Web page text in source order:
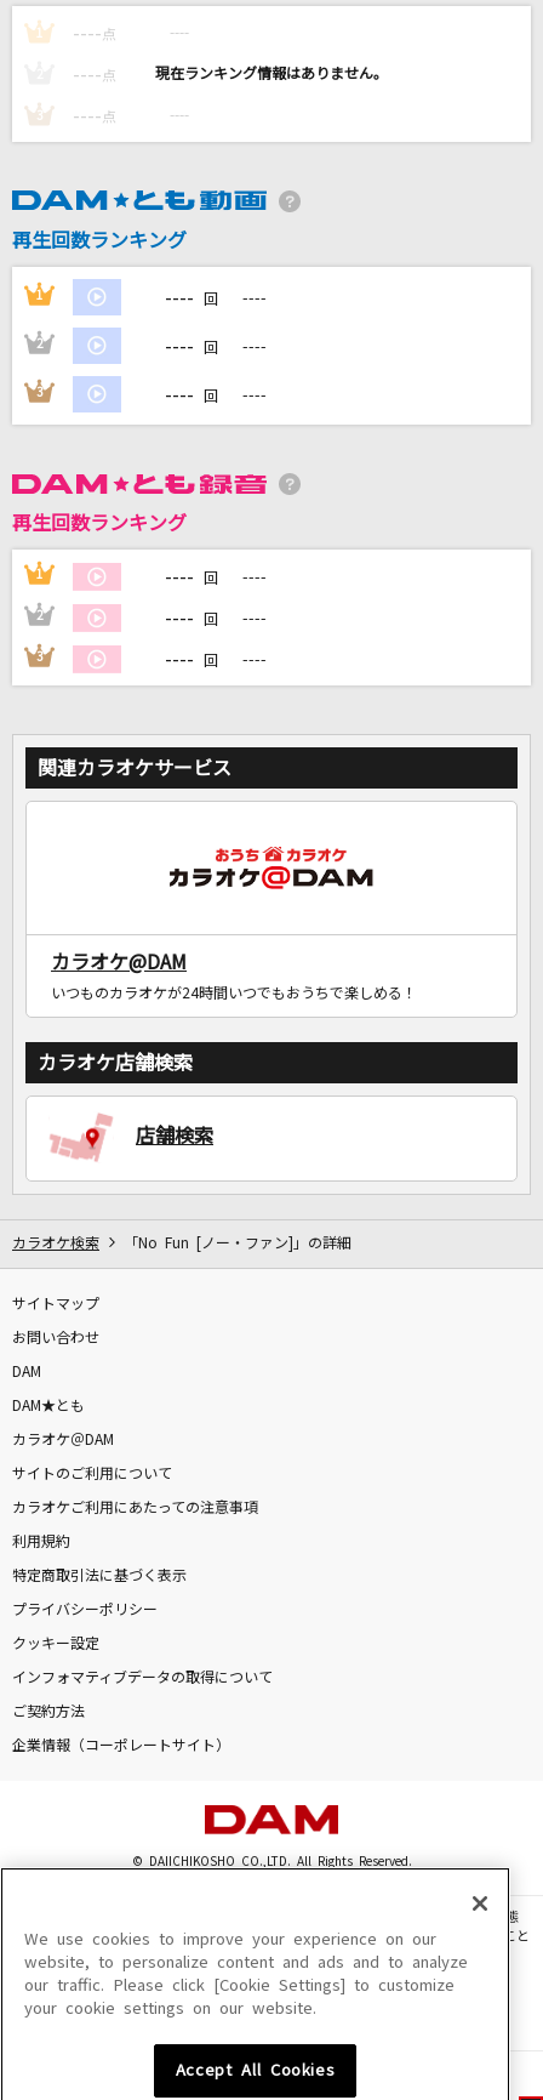
[生音]有心論
花火
菅田将暉
カラオケ最新情報をチェック！
1 ---- 点 ----
---- 点 ----
3 ---- 点 ----
再生回数ランキング
1 ---- 回 ----
2 ---- 回 ----
3 ---- 回 ----
再生回数ランキング
1 ---- 回 ----
2 ---- 回 ----
3 ---- 回 ----
関連カラオケサービス
カラオケ@DAM
いつものカラオケが24時間いつでもおうちで楽しめる！
カラオケ店舗検索
店舗検索
カラオケ検索 「No Fun [ノー・ファン]」の詳細
サイトマップ
お問い合わせ
DAM
DAM★とも
カラオケ＠DAM
サイトのご利用について
カラオケご利用にあたっての注意事項
利用規約
特定商取引法に基づく表示
プライバシーポリシー
クッキー設定
インフォマティブデータの取得について
ご契約方法
企業情報（コーポレートサイト）
© DAIICHIKOSHO CO.,LTD. All Rights Reserved.
このサイトに掲載されている一切の文章・画像・写真・動画・音声等を、手段や形態
を問わず、著作権法の定める範囲を超えて無断で複製、転載、ファイル化などすること
を禁じます。
楽曲及びコンテンツは、機種によりご利用いただけない場合があります。
楽曲及びコンテンツの配信日、配信内容が変更になる場合があります。
We use cookies to improve your experience on our
website, to personalize content and ads and to analyze
our traffic. Please click [Cookie Settings] to customize
your cookie settings on our website.
Accept All Cookies